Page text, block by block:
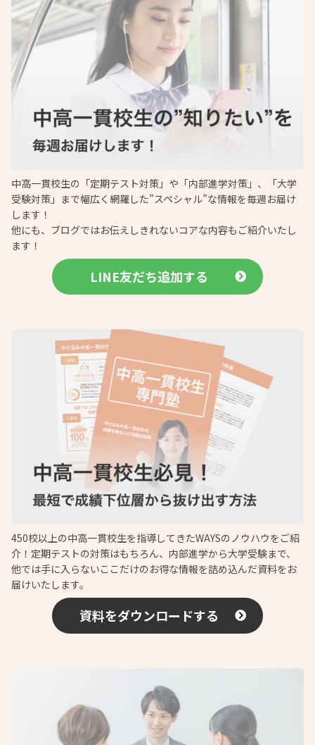
中高一貫校生の「定期テスト対策」や「内部進学対策」、「大学
受験対策」まで幅広く網羅した”スペシャル”な情報を毎週お届け
します！
他にも、ブログではお伝えしきれないコアな内容もご紹介いたし
ます！
LINE友だち追加する
450校以上の中高一貫校生を指導してきたWAYSのノウハウをご紹
介！定期テストの対策はもちろん、内部進学から大学受験まで、
他では手に入らないここだけのお得な情報を詰め込んだ資料をお
届けいたします。
資料をダウンロードする